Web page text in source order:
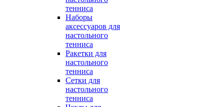
тенниса
Наборы
аксессуаров для
настольного
тенниса
Ракетки для
настольного
тенниса
Сетки для
настольного
тенниса